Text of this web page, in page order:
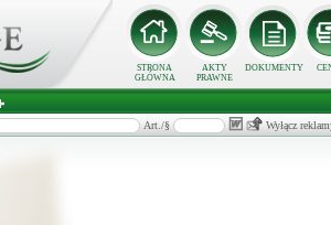
STRONA
GŁÓWNA
AKTY
PRAWNE
DOKUMENTY
Art./§ Wyłącz